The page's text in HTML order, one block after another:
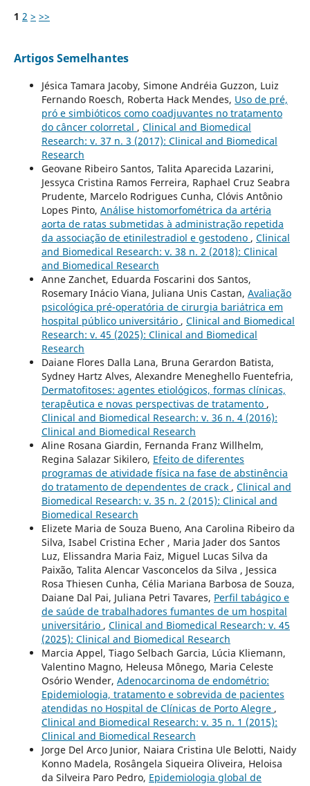
1 2 > >>
Artigos Semelhantes
Jésica Tamara Jacoby, Simone Andréia Guzzon, Luiz
Fernando Roesch, Roberta Hack Mendes, Uso de pré,
pró e simbióticos como coadjuvantes no tratamento
do câncer colorretal , Clinical and Biomedical
Research: v. 37 n. 3 (2017): Clinical and Biomedical
Research
Geovane Ribeiro Santos, Talita Aparecida Lazarini,
Jessyca Cristina Ramos Ferreira, Raphael Cruz Seabra
Prudente, Marcelo Rodrigues Cunha, Clóvis Antônio
Lopes Pinto, Análise histomorfométrica da artéria
aorta de ratas submetidas à administração repetida
da associação de etinilestradiol e gestodeno , Clinical
and Biomedical Research: v. 38 n. 2 (2018): Clinical
and Biomedical Research
Anne Zanchet, Eduarda Foscarini dos Santos,
Rosemary Inácio Viana, Juliana Unis Castan, Avaliação
psicológica pré-operatória de cirurgia bariátrica em
hospital público universitário , Clinical and Biomedical
Research: v. 45 (2025): Clinical and Biomedical
Research
Daiane Flores Dalla Lana, Bruna Gerardon Batista,
Sydney Hartz Alves, Alexandre Meneghello Fuentefria,
Dermatofitoses: agentes etiológicos, formas clínicas,
terapêutica e novas perspectivas de tratamento ,
Clinical and Biomedical Research: v. 36 n. 4 (2016):
Clinical and Biomedical Research
Aline Rosana Giardin, Fernanda Franz Willhelm,
Regina Salazar Sikilero, Efeito de diferentes
programas de atividade física na fase de abstinência
do tratamento de dependentes de crack , Clinical and
Biomedical Research: v. 35 n. 2 (2015): Clinical and
Biomedical Research
Elizete Maria de Souza Bueno, Ana Carolina Ribeiro da
Silva, Isabel Cristina Echer , Maria Jader dos Santos
Luz, Elissandra Maria Faiz, Miguel Lucas Silva da
Paixão, Talita Alencar Vasconcelos da Silva , Jessica
Rosa Thiesen Cunha, Célia Mariana Barbosa de Souza,
Daiane Dal Pai, Juliana Petri Tavares, Perfil tabágico e
de saúde de trabalhadores fumantes de um hospital
universitário , Clinical and Biomedical Research: v. 45
(2025): Clinical and Biomedical Research
Marcia Appel, Tiago Selbach Garcia, Lúcia Kliemann,
Valentino Magno, Heleusa Mônego, Maria Celeste
Osório Wender, Adenocarcinoma de endométrio:
Epidemiologia, tratamento e sobrevida de pacientes
atendidas no Hospital de Clínicas de Porto Alegre ,
Clinical and Biomedical Research: v. 35 n. 1 (2015):
Clinical and Biomedical Research
Jorge Del Arco Junior, Naiara Cristina Ule Belotti, Naidy
Konno Madela, Rosângela Siqueira Oliveira, Heloisa
da Silveira Paro Pedro, Epidemiologia global de